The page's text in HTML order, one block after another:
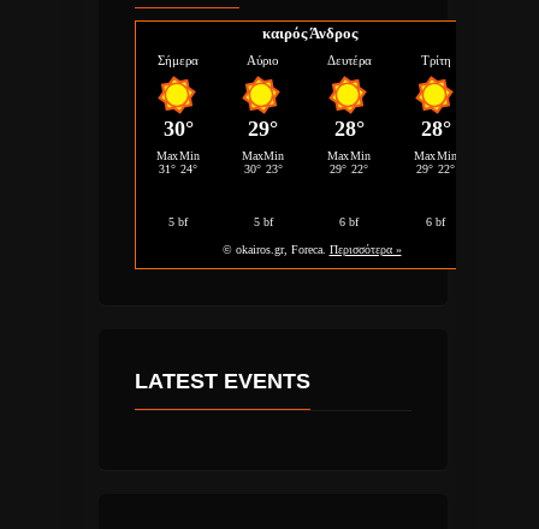
καιρός Άνδρος
LATEST EVENTS